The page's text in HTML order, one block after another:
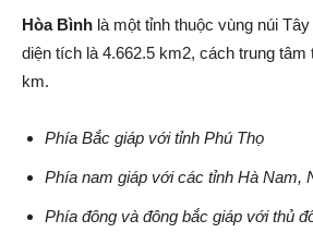
Hòa Bình là một tỉnh thuộc vùng núi
diện tích là 4.662.5 km2, cách trung tâm
km.
Phía Bắc giáp với tỉnh Phú Thọ
Phía nam giáp với các tỉnh Hà Nam,
Phía đông và đông bắc giáp với thủ